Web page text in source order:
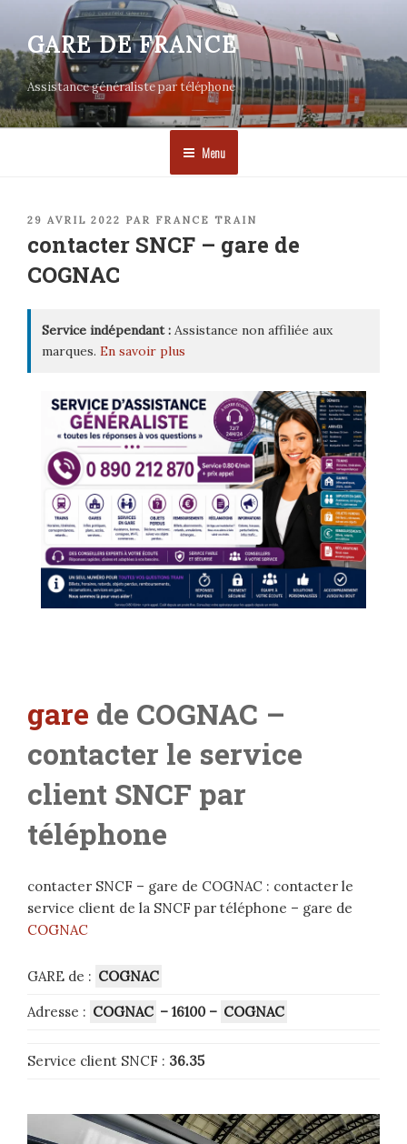
contenu
principal
GARE DE FRANCE
Assistance généraliste par téléphone
Menu
PUBLIÉ
29 AVRIL 2022 PAR FRANCE TRAIN
contacter SNCF – gare de
COGNAC
Service indépendant : Assistance non affiliée aux
marques. En savoir plus
gare de COGNAC –
contacter le service
client SNCF par
téléphone
contacter SNCF – gare de COGNAC : contacter le
service client de la SNCF par téléphone – gare de
COGNAC
GARE de : COGNAC
Adresse : COGNAC – 16100 – COGNAC
Service client SNCF : 36.35